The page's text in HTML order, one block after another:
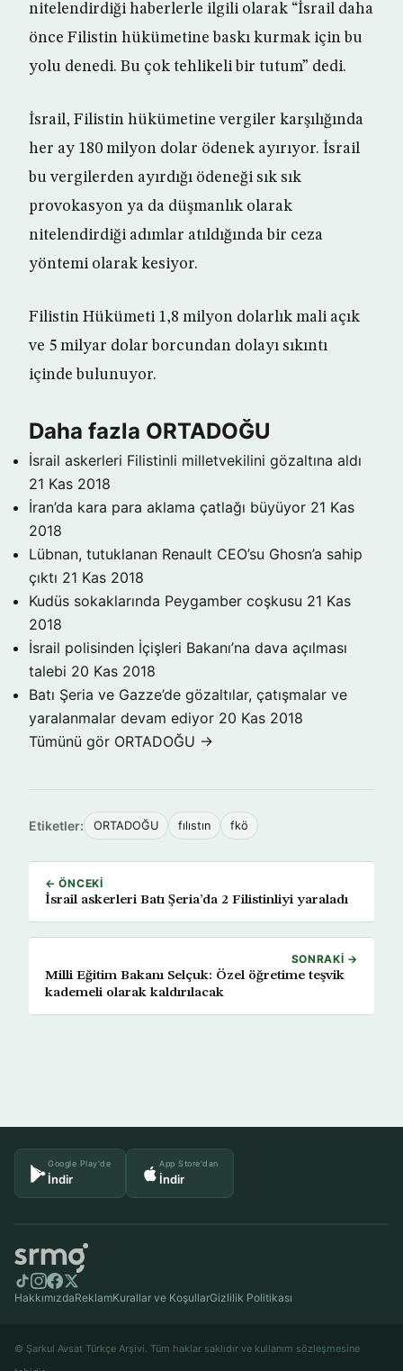
nitelendirdiği haberlerle ilgili olarak “İsrail daha
önce Filistin hükümetine baskı kurmak için bu
yolu denedi. Bu çok tehlikeli bir tutum” dedi.
İsrail, Filistin hükümetine vergiler karşılığında
her ay 180 milyon dolar ödenek ayırıyor. İsrail
bu vergilerden ayırdığı ödeneği sık sık
provokasyon ya da düşmanlık olarak
nitelendirdiği adımlar atıldığında bir ceza
yöntemi olarak kesiyor.
Filistin Hükümeti 1,8 milyon dolarlık mali açık
ve 5 milyar dolar borcundan dolayı sıkıntı
içinde bulunuyor.
Daha fazla ORTADOĞU
İsrail askerleri Filistinli milletvekilini gözaltına aldı
21 Kas 2018
İran’da kara para aklama çatlağı büyüyor 21 Kas
2018
Lübnan, tutuklanan Renault CEO’su Ghosn’a sahip
çıktı 21 Kas 2018
Kudüs sokaklarında Peygamber coşkusu 21 Kas
2018
İsrail polisinden İçişleri Bakanı’na dava açılması
talebi 20 Kas 2018
Batı Şeria ve Gazze’de gözaltılar, çatışmalar ve
yaralanmalar devam ediyor 20 Kas 2018
Tümünü gör ORTADOĞU →
Etiketler: ORTADOĞU fılıstın fkö
← ÖNCEKI
İsrail askerleri Batı Şeria’da 2 Filistinliyi yaraladı
SONRAKI →
Milli Eğitim Bakanı Selçuk: Özel öğretime teşvik
kademeli olarak kaldırılacak
Google Play'de
İndir
App Store'dan
İndir
HakkımızdaReklamKurallar ve KoşullarGizlilik Politikası
© Şarkul Avsat Türkçe Arşivi. Tüm haklar saklıdır ve kullanım sözleşmesine